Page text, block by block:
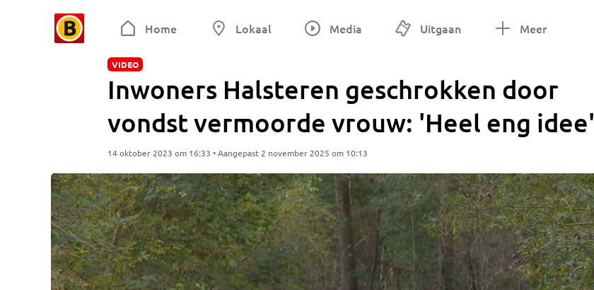
Home Lokaal Media Uitgaan Meer
VIDEO
Inwoners Halsteren geschrokken door
vondst vermoorde vrouw: 'Heel eng idee'
14 oktober 2023 om 16:33 • Aangepast 2 november 2025 om 10:13